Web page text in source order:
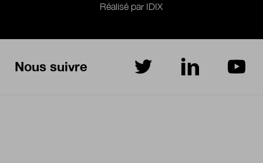
Nous suivre sur Twitter sur LinkedInsur
Réalisé par IDIX